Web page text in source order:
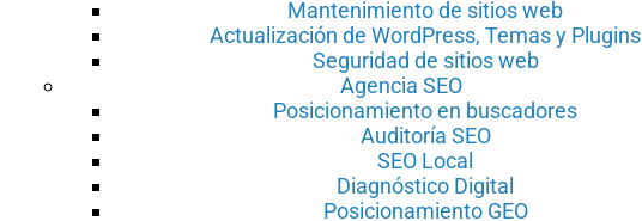
Mantenimiento de sitios web
Actualización de WordPress, Temas y Plugins
Seguridad de sitios web
Agencia SEO
Posicionamiento en buscadores
Auditoría SEO
SEO Local
Diagnóstico Digital
Posicionamiento GEO